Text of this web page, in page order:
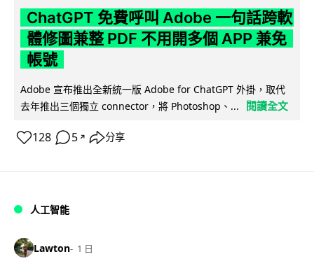
ChatGPT 免費呼叫 Adobe 一句話跨軟
體修圖兼整 PDF 不用開多個 APP 兼免
帳號
Adobe 宣布推出全新統一版 Adobe for ChatGPT 外掛，取代
去年推出三個獨立 connector，將 Photoshop、...
閱讀全文
128 5 ↗ 分享
人工智能
Lawton 1 日